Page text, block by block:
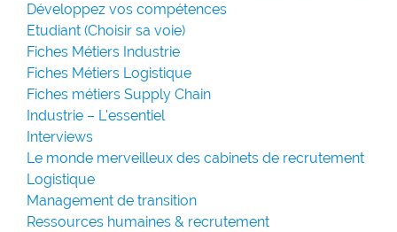
Développez vos compétences
Etudiant (Choisir sa voie)
Fiches Métiers Industrie
Fiches Métiers Logistique
Fiches métiers Supply Chain
Industrie – L'essentiel
Interviews
Le monde merveilleux des cabinets de recrutement
Logistique
Management de transition
Ressources humaines & recrutement